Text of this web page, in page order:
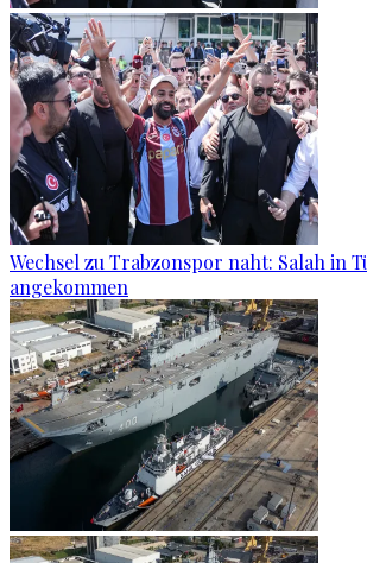
Wechsel zu Trabzonspor naht: Salah in
angekommen